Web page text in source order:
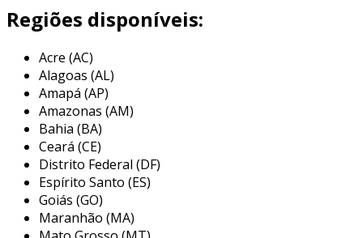
prioritária e onde os fluidos envolvidos podem
ser perigosos ou nocivos.
a principal vantagem do selo mecânico duplo é
a sua capacidade de oferecer proteção adicional
em comparação ao selo mecânico simples. no
caso de falha de uma das superfícies, a
segunda superfície ainda pode garantir a
vedação, reduzindo assim o risco de
contaminação do meio ambiente e danos ao
equipamento. essa característica torna-o
indispensável em indústrias como
Regiões disponíveis:
Acre (AC)
Alagoas (AL)
Amapá (AP)
Amazonas (AM)
Bahia (BA)
Ceará (CE)
Distrito Federal (DF)
Espírito Santo (ES)
Goiás (GO)
Maranhão (MA)